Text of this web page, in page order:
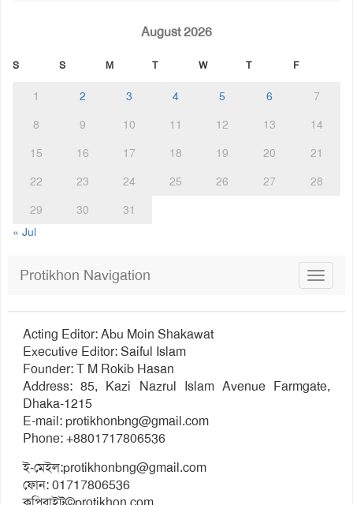
August 2026
S S M T W T F
1 2 3 4 5 6
7
8
9 10 11 12 13
14
15
16 17 18 19 20
21
22
23 24 25 26 27
28
29
30
31
« Jul
Toggle
Protikhon Navigation
Acting Editor: Abu Moin Shakawat
Executive Editor: Saiful Islam
Founder: T M Rokib Hasan
Address: 85, Kazi Nazrul Islam Avenue Farmgate,
Dhaka-1215
E-mail:protikhonbng@gmail.com
Phone: +8801717806536
ই-মেইল:protikhonbng@gmail.com
ফোন: 01717806536